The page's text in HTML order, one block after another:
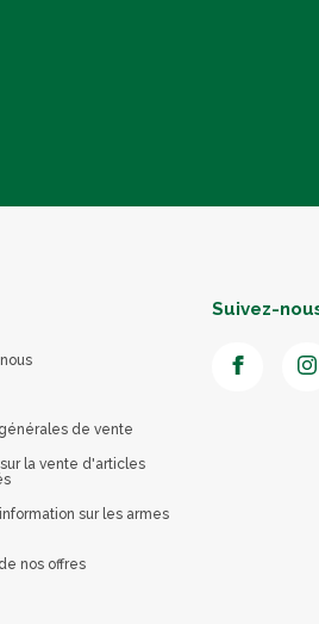
de vente
la vente d'articles
sur les armes
nos offres
Suivez-